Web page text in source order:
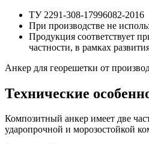
ТУ 2291-308-17996082-2016
При производстве не
Продукция соответствует
частности, в рамках
Анкер для георешетки от
Технические
Композитный анкер имеет две
ударопрочной и морозостойкой